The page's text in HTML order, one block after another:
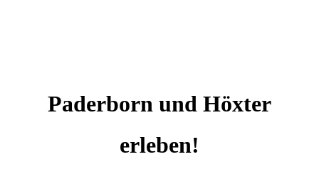
Paderborn und Höxter
erleben!